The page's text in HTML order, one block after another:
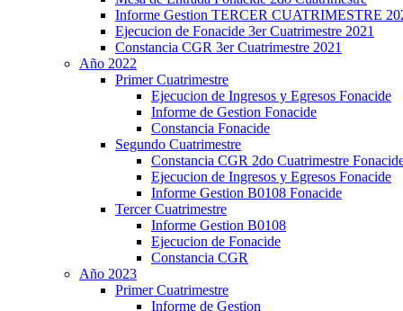
Informe Gestion TERCER CUATRIMESTRE
Ejecucion de Fonacide 3er Cuatrimestre 2021
Constancia CGR 3er Cuatrimestre 2021
Año 2022
Primer Cuatrimestre
Ejecucion de Ingresos y Egresos Fonacide
Informe de Gestion Fonacide
Constancia Fonacide
Segundo Cuatrimestre
Constancia CGR 2do Cuatrimestre
Ejecucion de Ingresos y Egresos Fonacide
Informe Gestion B0108 Fonacide
Tercer Cuatrimestre
Informe Gestion B0108
Ejecucion de Fonacide
Constancia CGR
Año 2023
Primer Cuatrimestre
Informe de Gestion